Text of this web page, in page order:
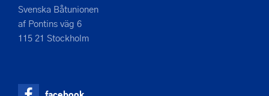
Svenska Båtunionen
af Pontins väg 6
115 21 Stockholm